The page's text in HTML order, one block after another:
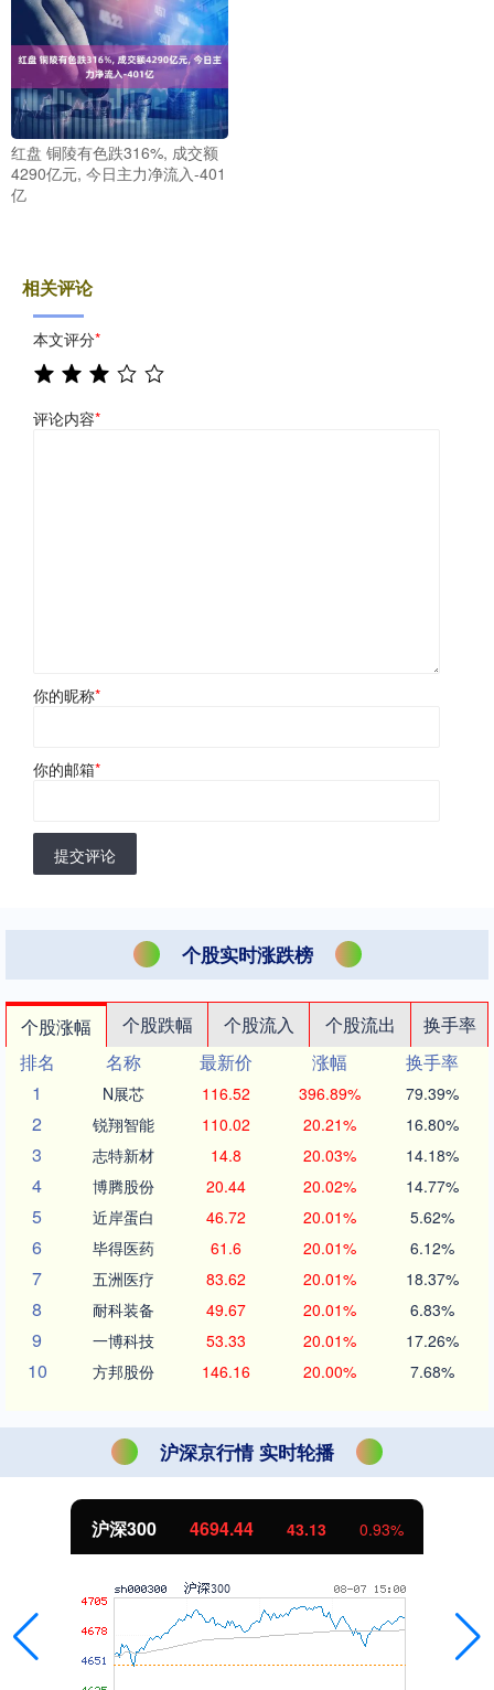
红盘 铜陵有色跌316%, 成交额
4290亿元, 今日主力净流入-401
亿
相关评论
本文评分*
评论内容*
你的昵称*
你的邮箱*
提交评论
个股实时涨跌榜
个股涨幅 个股跌幅 个股流入 个股流出
换手率
排名
名称 最新价 涨幅
换手率
1
N展芯 116.52 396.89% 79.39%
2 锐翔智能 110.02 20.21% 16.80%
3 志特新材 14.8 20.03% 14.18%
4 博腾股份 20.44 20.02% 14.77%
5 近岸蛋白 46.72 20.01% 5.62%
6 毕得医药 61.6 20.01% 6.12%
7 五洲医疗 83.62 20.01% 18.37%
8 耐科装备 49.67 20.01% 6.83%
9 一博科技 53.33 20.01% 17.26%
10 方邦股份 146.16 20.00% 7.68%
沪深京行情 实时轮播
沪深300 4694.44 43.13 0.93%